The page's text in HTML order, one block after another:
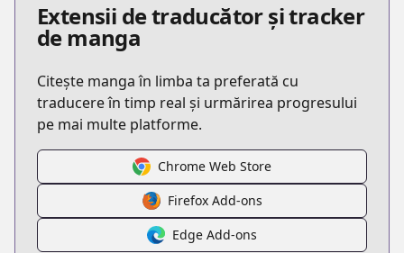
Extensii de traducător și tracker
de manga
Citește manga în limba ta preferată cu
traducere în timp real și urmărirea progresului
pe mai multe platforme.
Chrome Web Store
Firefox Add-ons
Edge Add-ons